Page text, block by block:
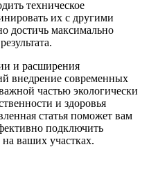
техническое
их с другими
достичь максимально
и расширения
внедрение современных
частью экологически
и здоровья
статья поможет вам
подключить
ваших участках.